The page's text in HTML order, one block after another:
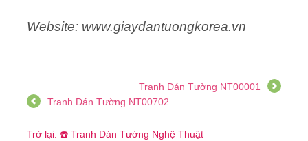
Website: www.giaydantuongkorea.vn
Tranh Dán Tường NT00001
Tranh Dán Tường NT00702
Trở lại: ☎️ Tranh Dán Tường Nghệ Thuật